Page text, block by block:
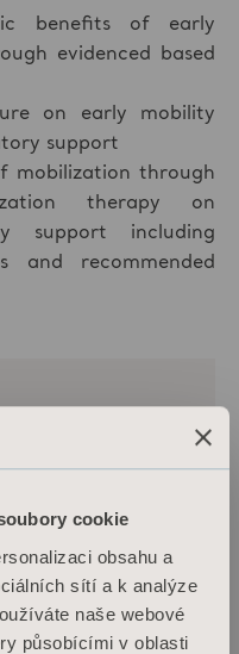
cookie
obsahu a
sítí a k analýze
naše webové
působícími v oblasti
benefits of early
evidenced based
on early mobility
support
mobilization through
therapy on
support including
and recommended